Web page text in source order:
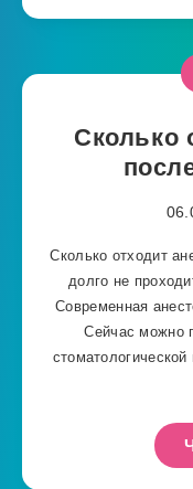
Сколько
Сколько отходит
долго не
Современная
Сейчас можно